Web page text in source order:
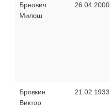
Брнович
Милош
26.04.2000
Бровкин
Виктор
21.02.1933